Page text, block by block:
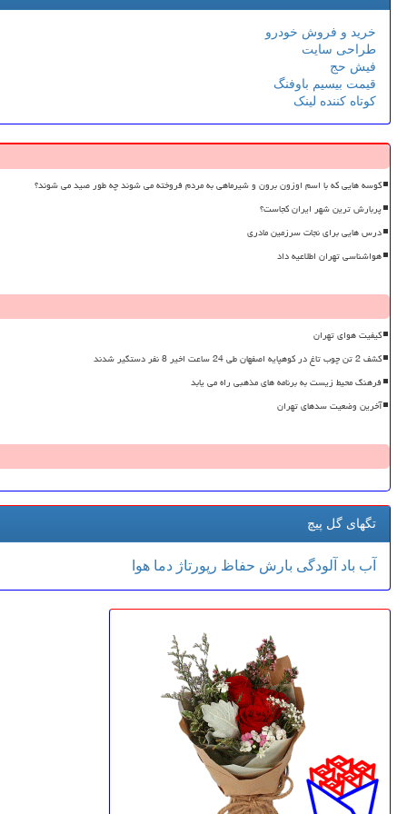
خرید و فروش خودرو
طراحی سایت
فیش حج
قیمت بیسیم باوفنگ
کوتاه کننده لینک
کوسه هایی که با اسم اوزون برون و شیرماهی به مردم فروخته می شوند چه طور صید می شوند؟
پربارش ترین شهر ایران کجاست؟
درس هایی برای نجات سرزمین مادری
هواشناسی تهران اطلاعیه داد
کیفیت هوای تهران
کشف 2 تن چوب تاغ در کوهپایه اصفهان طی 24 ساعت اخیر 8 نفر دستگیر شدند
فرهنگ محیط زیست به برنامه های مذهبی راه می یابد
آخرین وضعیت سدهای تهران
تگهای گل پیچ
آب باد آلودگی بارش حفاظ رپورتاژ دما هوا